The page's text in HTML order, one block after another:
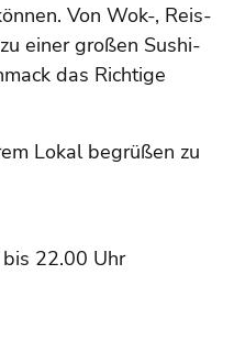
Von Wok-, Reis-
einer großen Sushi-
das Richtige
Lokal begrüßen zu
22.00 Uhr